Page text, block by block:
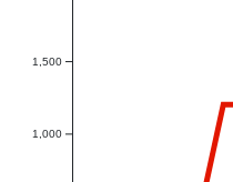
1,000
1,500